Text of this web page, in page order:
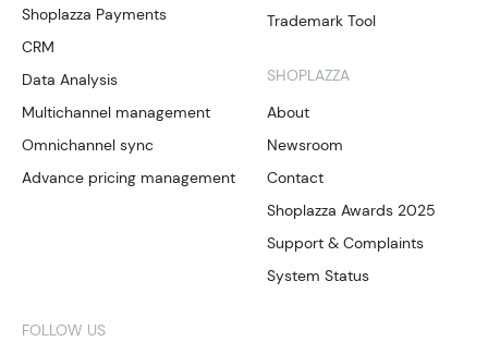
Shoplazza Payments
CRM
Data Analysis
Multichannel management
Omnichannel sync
Advance pricing management
Trademark Tool
SHOPLAZZA
About
Newsroom
Contact
Shoplazza Awards 2025
Support & Complaints
System Status
FOLLOW US